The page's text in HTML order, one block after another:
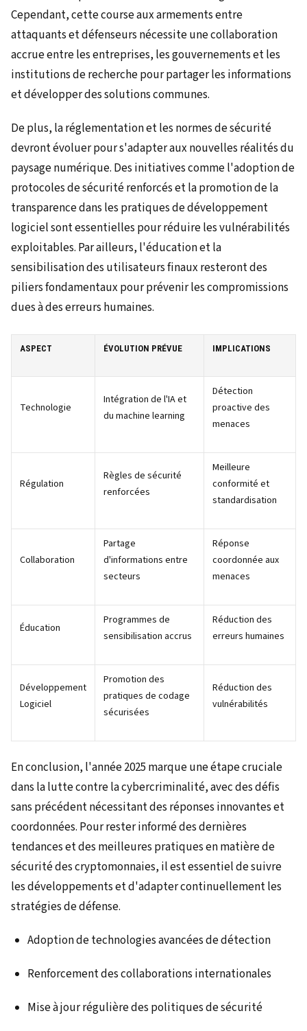
Cependant, cette course aux armements entre
attaquants et défenseurs nécessite une collaboration
accrue entre les entreprises, les gouvernements et les
institutions de recherche pour partager les informations
et développer des solutions communes.
De plus, la réglementation et les normes de sécurité
devront évoluer pour s'adapter aux nouvelles réalités du
paysage numérique. Des initiatives comme l'adoption de
protocoles de sécurité renforcés et la promotion de la
transparence dans les pratiques de développement
logiciel sont essentielles pour réduire les vulnérabilités
exploitables. Par ailleurs, l'éducation et la
sensibilisation des utilisateurs finaux resteront des
piliers fondamentaux pour prévenir les compromissions
dues à des erreurs humaines.
ASPECT ÉVOLUTION PRÉVUE IMPLICATIONS
Technologie
Intégration de l'IA et
du machine learning
Détection
proactive des
menaces
Régulation
Règles de sécurité
renforcées
Meilleure
conformité et
standardisation
Collaboration
Partage
d'informations entre
secteurs
Réponse
coordonnée aux
menaces
Éducation
Programmes de
sensibilisation accrus
Réduction des
erreurs humaines
Développement
Logiciel
Promotion des
pratiques de codage
sécurisées
Réduction des
vulnérabilités
En conclusion, l'année 2025 marque une étape cruciale
dans la lutte contre la cybercriminalité, avec des défis
sans précédent nécessitant des réponses innovantes et
coordonnées. Pour rester informé des dernières
tendances et des meilleures pratiques en matière de
sécurité des cryptomonnaies, il est essentiel de suivre
les développements et d'adapter continuellement les
stratégies de défense.
Adoption de technologies avancées de détection
Renforcement des collaborations internationales
Mise à jour régulière des politiques de sécurité